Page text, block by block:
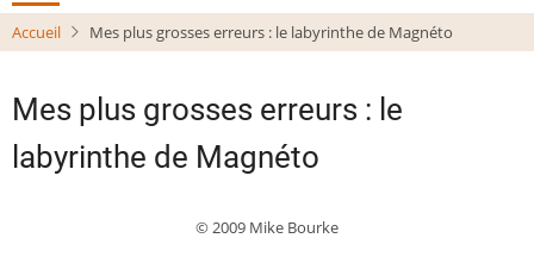
Accueil Mes plus grosses erreurs : le labyrinthe de Magnéto
Mes plus grosses erreurs : le
labyrinthe de Magnéto
© 2009 Mike Bourke